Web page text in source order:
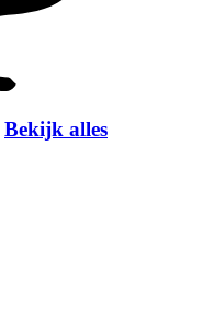
Bekijk alles